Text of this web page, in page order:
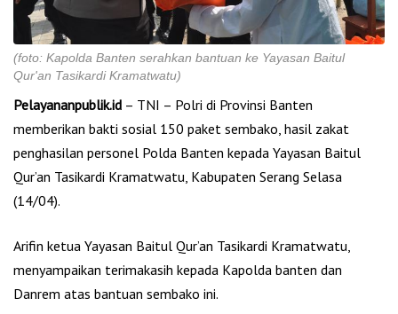
(foto: Kapolda Banten serahkan bantuan ke Yayasan Baitul
Qur'an Tasikardi Kramatwatu)
Pelayananpublik.id – TNI – Polri di Provinsi Banten
memberikan bakti sosial 150 paket sembako, hasil zakat
penghasilan personel Polda Banten kepada Yayasan Baitul
Qur’an Tasikardi Kramatwatu, Kabupaten Serang Selasa
(14/04).
Arifin ketua Yayasan Baitul Qur’an Tasikardi Kramatwatu,
menyampaikan terimakasih kepada Kapolda banten dan
Danrem atas bantuan sembako ini.